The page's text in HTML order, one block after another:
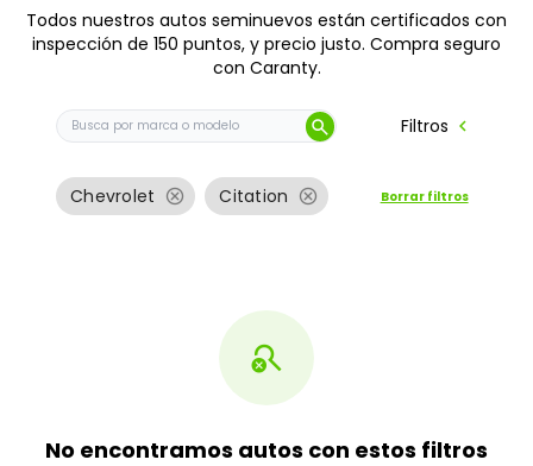
Todos nuestros autos seminuevos están certificados con
inspección de 150 puntos, y precio justo. Compra seguro
con Caranty.
Buscar auto por marca o modelo
search Filtros chevron_left
Chevrolet cancel Citation cancel Borrar filtros
search_off
No encontramos autos con estos filtros